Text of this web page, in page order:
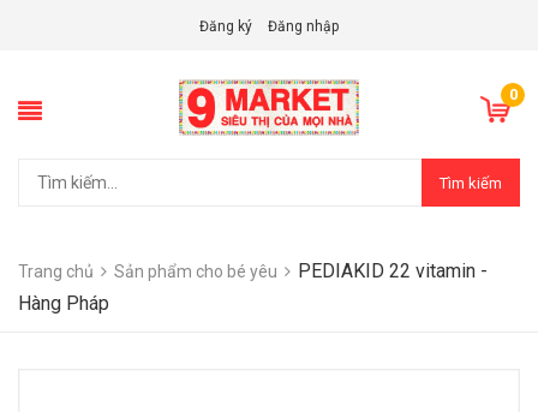
Đăng ký Đăng nhập
0
Tìm kiếm
Trang chủ Sản phẩm cho bé yêu
PEDIAKID 22 vitamin -
Hàng Pháp